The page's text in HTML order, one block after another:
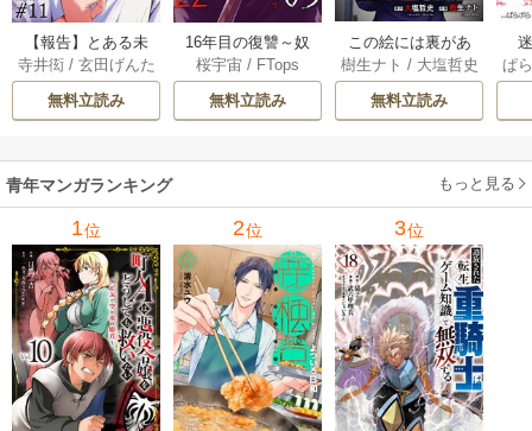
【報告】とある未
解決事件について 1
1巻
寺井衒/ 玄田げんた
無料立読み
16年目の復讐～奴
らを地獄に送るま
で 22巻
桜宇宙 / FTops
無料立読み
この絵には裏があ
る 6巻
樹生ナト / 大塩哲史
無料立読み
ぱ
青年マンガランキング もっと見る
1位 2位 3位